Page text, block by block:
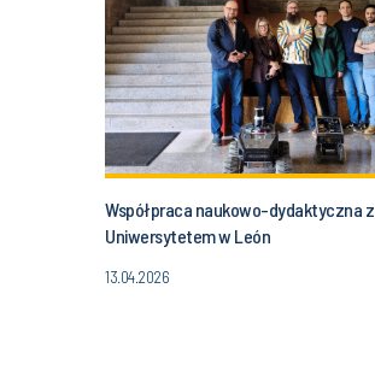
Współpraca naukowo-dydaktyczna z
Uniwersytetem w León
13.04.2026